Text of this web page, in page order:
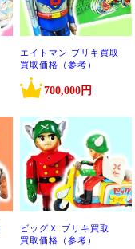
エイトマン ブリキ買取
買取価格（参考）
700,000円
ビッグＸ ブリキ買取
買取価格（参考）